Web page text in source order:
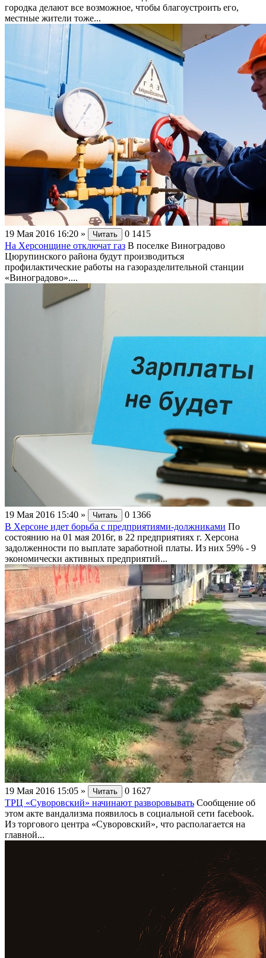
городка делают все возможное, чтобы благоустроить его,
местные жители тоже...
19 Мая 2016 16:20 » Читать 0 1415
На Херсонщине отключат газ В поселке Виноградово
Цюрупинского района будут производиться
профилактические работы на газоразделительной станции
«Виноградово»....
19 Мая 2016 15:40 » Читать 0 1366
В Херсоне идет борьба с предприятиями-должниками По
состоянию на 01 мая 2016г, в 22 предприятиях г. Херсона
задолженности по выплате заработной платы. Из них 59% - 9
экономически активных предприятий...
19 Мая 2016 15:05 » Читать 0 1627
ТРЦ «Суворовский» начинают разворовывать Сообщение об
этом акте вандализма появилось в социальной сети facebook.
Из торгового центра «Суворовский», что располагается на
главной...